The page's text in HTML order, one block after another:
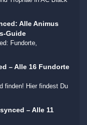
Alle Animus
Guide
Fundorte,
– Alle 16 Fundorte
finden! Hier findest Du
– Alle 11